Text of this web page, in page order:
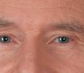
України